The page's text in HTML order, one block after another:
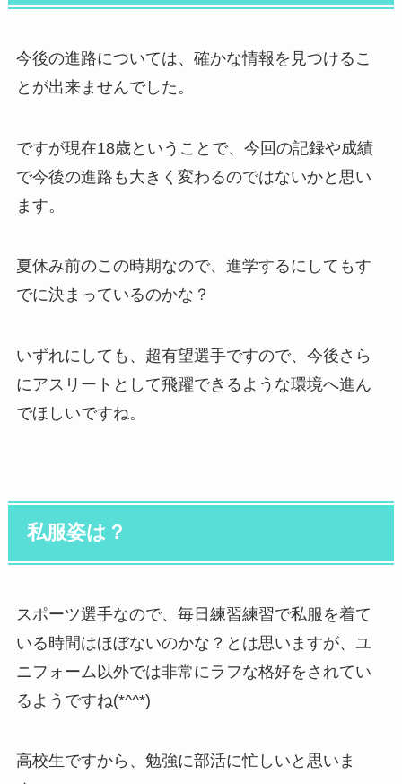
今後の進路については、確かな情報を見つけるこ
とが出来ませんでした。
ですが現在18歳ということで、今回の記録や成績
で今後の進路も大きく変わるのではないかと思い
ます。
夏休み前のこの時期なので、進学するにしてもす
でに決まっているのかな？
いずれにしても、超有望選手ですので、今後さら
にアスリートとして飛躍できるような環境へ進ん
でほしいですね。
私服姿は？
スポーツ選手なので、毎日練習練習で私服を着て
いる時間はほぼないのかな？とは思いますが、ユ
ニフォーム以外では非常にラフな格好をされてい
るようですね(*^^*)
高校生ですから、勉強に部活に忙しいと思いま